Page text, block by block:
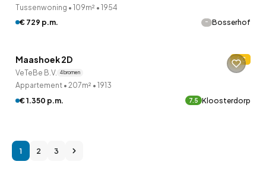
Tussenwoning • 109m² • 1954
€ 729 p.m.
- Bosserhof
QUICKLANE™
Maashoek 2D C
VeTeBe B.V. 4 bronnen
Appartement • 207m² • 1913
€ 1.350 p.m.
7.5 Kloosterdorp
1 2 3